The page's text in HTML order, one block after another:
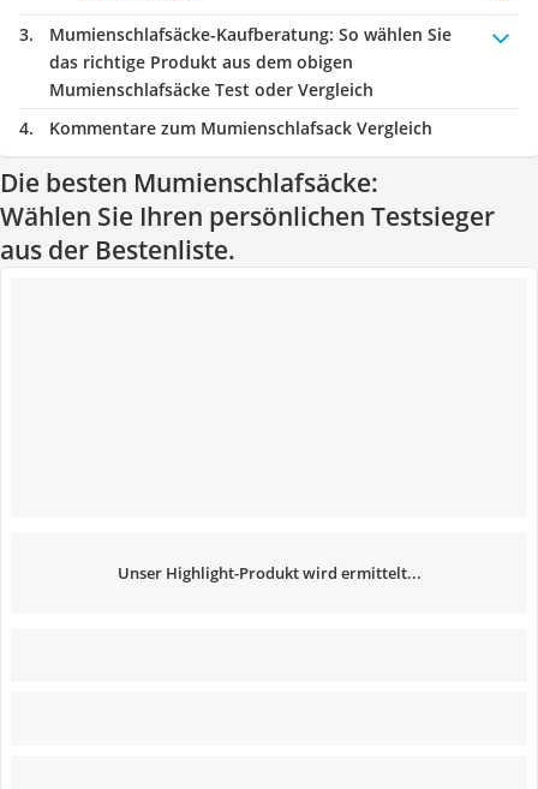
Mumienschlafsäcke-Kaufberatung: So wählen Sie
das richtige Produkt aus dem obigen
Mumienschlafsäcke Test oder Vergleich
Kommentare zum Mumienschlafsack Vergleich
Die besten Mumienschlafsäcke:
Wählen Sie Ihren persönlichen Testsieger
aus der Bestenliste.
Unser Highlight-Produkt wird ermittelt...